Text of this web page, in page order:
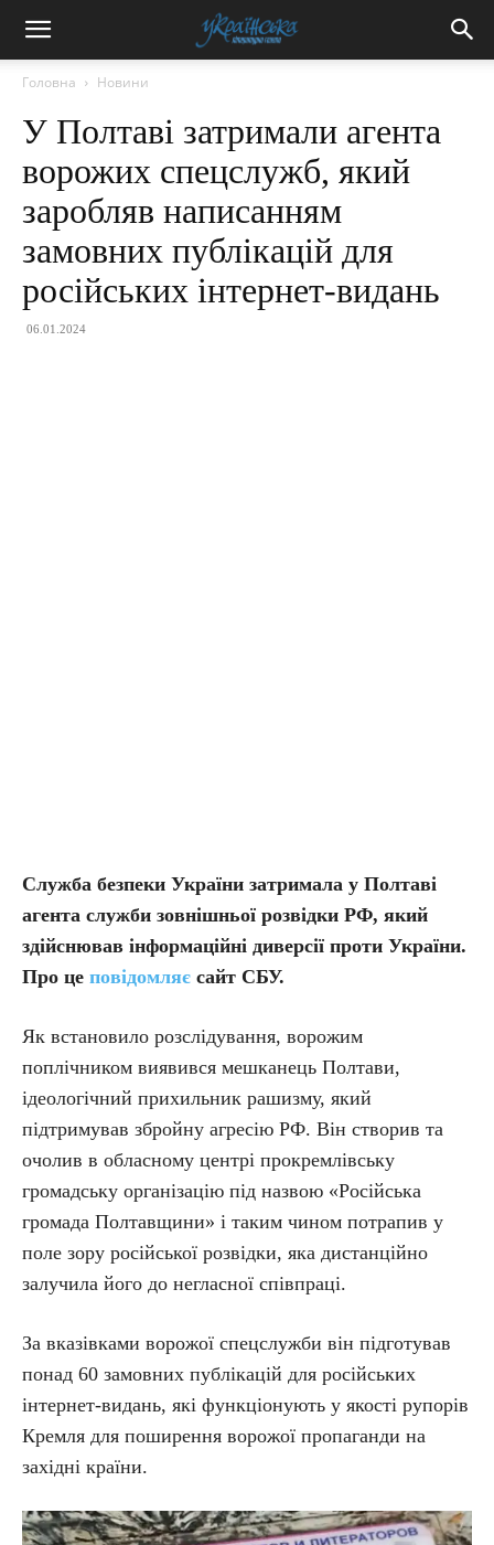
Головна Новини
У Полтаві затримали агента
ворожих спецслужб, який
заробляв написанням
замовних публікацій для
російських інтернет-видань
06.01.2024
Служба безпеки України затримала у Полтаві
агента служби зовнішньої розвідки РФ, який
здійснював інформаційні диверсії проти України.
Про це повідомляє сайт СБУ.
Як встановило розслідування, ворожим
поплічником виявився мешканець Полтави,
ідеологічний прихильник рашизму, який
підтримував збройну агресію РФ. Він створив та
очолив в обласному центрі прокремлівську
громадську організацію під назвою «Російська
громада Полтавщини» і таким чином потрапив у
поле зору російської розвідки, яка дистанційно
залучила його до негласної співпраці.
За вказівками ворожої спецслужби він підготував
понад 60 замовних публікацій для російських
інтернет-видань, які функціонують у якості рупорів
Кремля для поширення ворожої пропаганди на
західні країни.